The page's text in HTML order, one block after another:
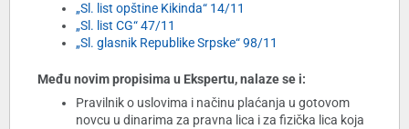
„Sl. list opštine Kikinda“ 14/11
„Sl. list CG“ 47/11
„Sl. glasnik Republike Srpske“ 98/11
Među novim propisima u Ekspertu, nalaze se i:
Pravilnik o uslovima i načinu plaćanja u gotovom
novcu u dinarima za pravna lica i za fizička lica koja